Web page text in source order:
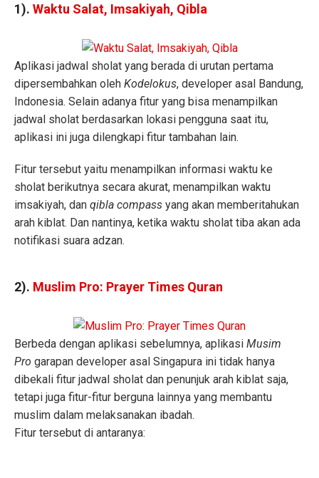
1). Waktu Salat, Imsakiyah, Qibla
Aplikasi jadwal sholat yang berada di urutan pertama
dipersembahkan oleh Kodelokus, developer asal Bandung,
Indonesia. Selain adanya fitur yang bisa menampilkan
jadwal sholat berdasarkan lokasi pengguna saat itu,
aplikasi ini juga dilengkapi fitur tambahan lain.
Fitur tersebut yaitu menampilkan informasi waktu ke
sholat berikutnya secara akurat, menampilkan waktu
imsakiyah, dan qibla compass yang akan memberitahukan
arah kiblat. Dan nantinya, ketika waktu sholat tiba akan ada
notifikasi suara adzan.
2). Muslim Pro: Prayer Times Quran
Berbeda dengan aplikasi sebelumnya, aplikasi Musim
Pro garapan developer asal Singapura ini tidak hanya
dibekali fitur jadwal sholat dan penunjuk arah kiblat saja,
tetapi juga fitur-fitur berguna lainnya yang membantu
muslim dalam melaksanakan ibadah.
Fitur tersebut di antaranya: